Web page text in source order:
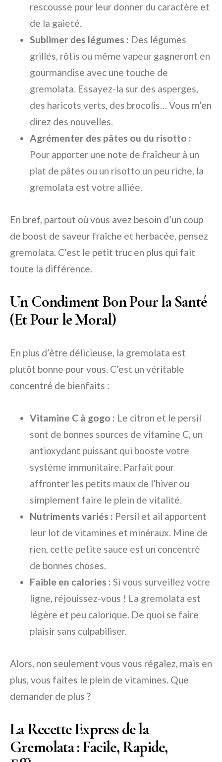
rescousse pour leur donner du caractère et
de la gaieté.
Sublimer des légumes : Des légumes
grillés, rôtis ou même vapeur gagneront en
gourmandise avec une touche de
gremolata. Essayez-la sur des asperges,
des haricots verts, des brocolis… Vous m’en
direz des nouvelles.
Agrémenter des pâtes ou du risotto :
Pour apporter une note de fraîcheur à un
plat de pâtes ou un risotto un peu riche, la
gremolata est votre alliée.
En bref, partout où vous avez besoin d’un coup
de boost de saveur fraîche et herbacée, pensez
gremolata. C’est le petit truc en plus qui fait
toute la différence.
Un Condiment Bon Pour la Santé
(Et Pour le Moral)
En plus d’être délicieuse, la gremolata est
plutôt bonne pour vous. C’est un véritable
concentré de bienfaits :
Vitamine C à gogo : Le citron et le persil
sont de bonnes sources de vitamine C, un
antioxydant puissant qui booste votre
système immunitaire. Parfait pour
affronter les petits maux de l’hiver ou
simplement faire le plein de vitalité.
Nutriments variés : Persil et ail apportent
leur lot de vitamines et minéraux. Mine de
rien, cette petite sauce est un concentré
de bonnes choses.
Faible en calories : Si vous surveillez votre
ligne, réjouissez-vous ! La gremolata est
légère et peu calorique. De quoi se faire
plaisir sans culpabiliser.
Alors, non seulement vous vous régalez, mais en
plus, vous faites le plein de vitamines. Que
demander de plus ?
La Recette Express de la
Gremolata : Facile, Rapide,